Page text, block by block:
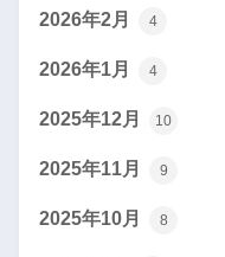
2026年2月 4
2026年1月 4
2025年12月 10
2025年11月 9
2025年10月 8